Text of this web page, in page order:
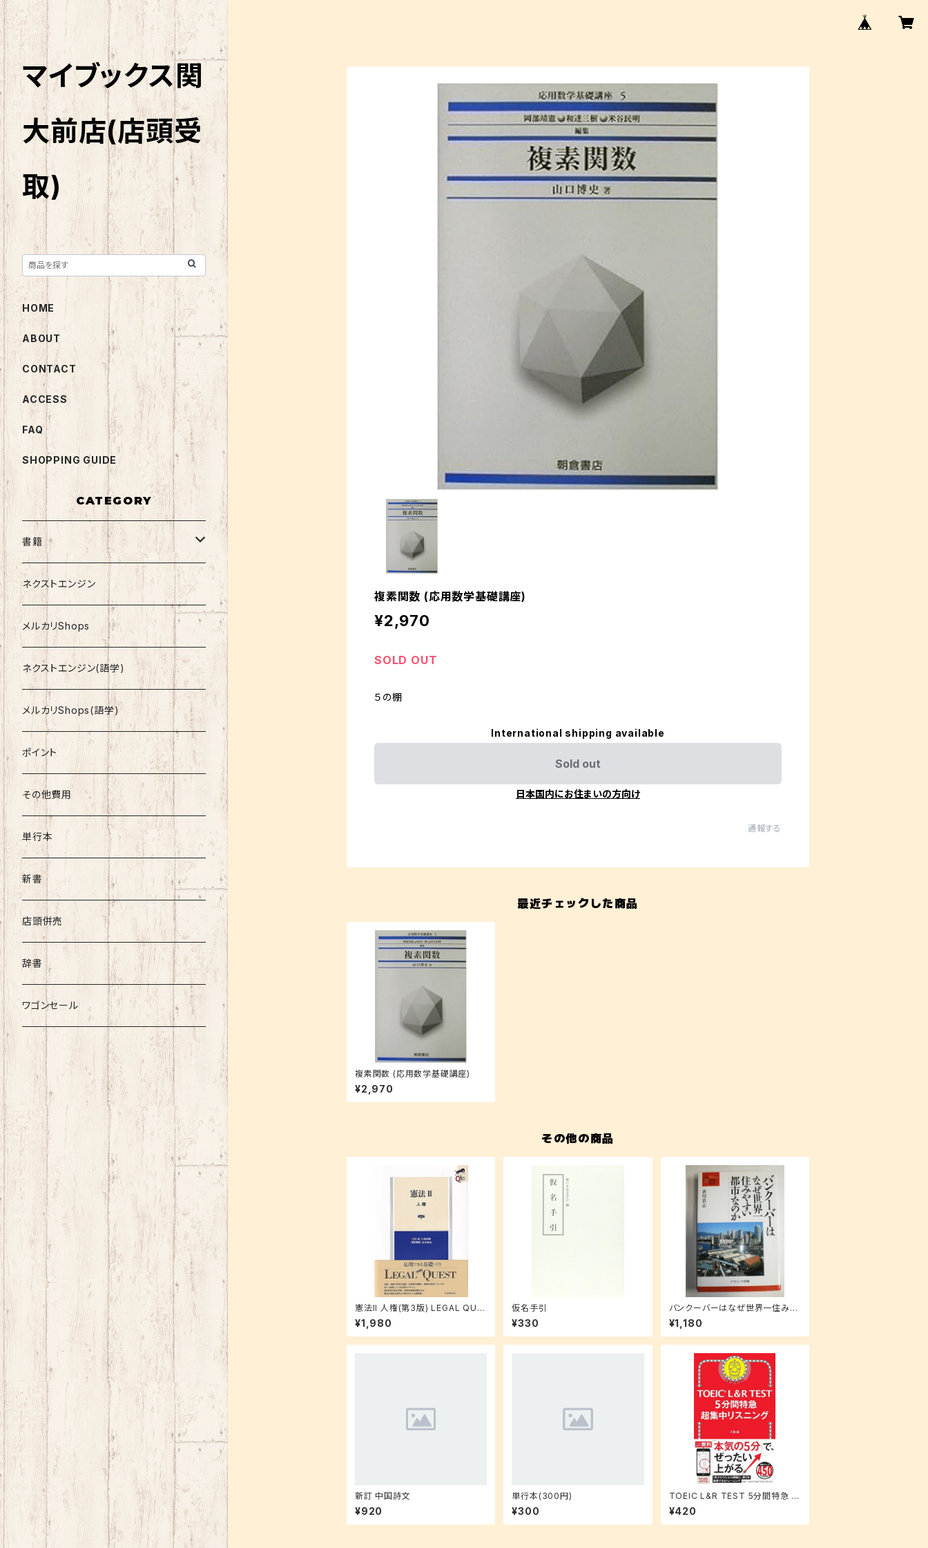
複素関数 (応用数学基礎講座)
¥2,970
SOLD OUT
５の棚
International shipping available
Sold out
日本国内にお住まいの方向け
通報する
最近チェックした商品
複素関数 (応用数学基礎講座)
¥2,970
その他の商品
憲法II 人権(第3版) LEGAL QUE
ST
¥1,980
仮名手引
¥330
バンクーバーはなぜ世界一住みや
すい都市なのか (叢書・地球発見)
¥1,180
新訂 中国詩文
¥920
単行本(300円)
¥300
TOEIC L&R TEST 5分間特急 超
集中リスニング (TOEIC TEST 特
急シリーズ)
¥420
マイブックス関
大前店(店頭受
取)
HOME
ABOUT
CONTACT
ACCESS
FAQ
SHOPPING GUIDE
CATEGORY
書籍
関西大学テキスト
就活
資格
コミック
文庫
その他書籍
書籍以外
ネクストエンジン
メルカリShops
ネクストエンジン(語学)
メルカリShops(語学)
ポイント
その他費用
単行本
新書
店頭併売
辞書
ワゴンセール